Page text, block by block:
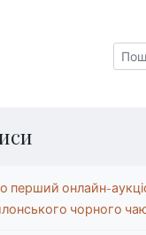
перший онлайн-
чорного